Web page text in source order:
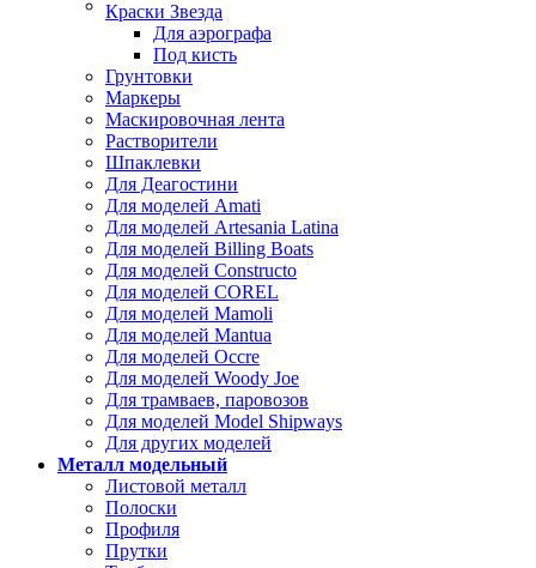
Краски Звезда
Для аэрографа
Под кисть
Грунтовки
Маркеры
Маскировочная лента
Растворители
Шпаклевки
Для Деагостини
Для моделей Amati
Для моделей Artesania Latina
Для моделей Billing Boats
Для моделей Constructo
Для моделей COREL
Для моделей Mamoli
Для моделей Mantua
Для моделей Occre
Для моделей Woody Joe
Для трамваев, паровозов
Для моделей Model Shipways
Для других моделей
Металл модельный
Листовой металл
Полоски
Профиля
Прутки